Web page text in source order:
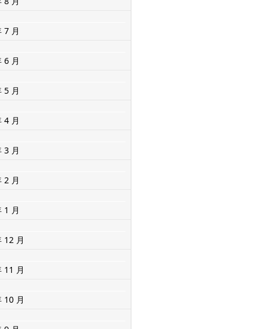
7 月
6 月
5 月
4 月
3 月
2 月
1 月
12 月
11 月
10 月